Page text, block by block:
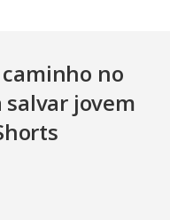
no
jovem